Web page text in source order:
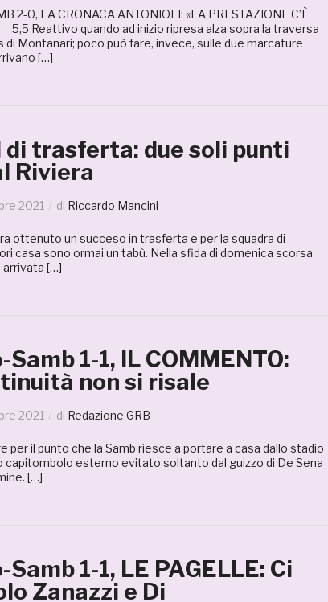
2-0, LA CRONACA ANTONIOLI: «LA PRESTAZIONE C’È
Reattivo quando ad inizio ripresa alza sopra la traversa
Montanari; poco può fare, invece, sulle due marcature
[…]
di trasferta: due soli punti
Riviera
2021 di Riccardo Mancini
ottenuto un succeso in trasferta e per la squadra di
casa sono ormai un tabù. Nella sfida di domenica scorsa
[…]
1-1, IL COMMENTO:
non si risale
2021 di Redazione GRB
per il punto che la Samb riesce a portare a casa dallo stadio
capitombolo esterno evitato soltanto dal guizzo di De Sena
[…]
1-1, LE PAGELLE: Ci
Zanazzi e Di